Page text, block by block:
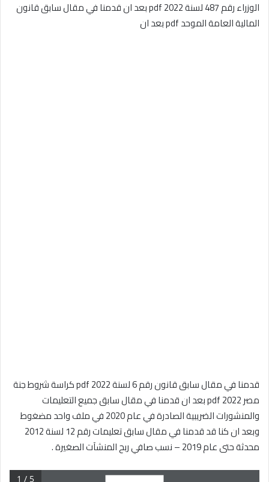
الوزراء رقم 487 لسنة 2022 pdf بعد ان قدمنا في مقال سابق قانون
المالية العامة الموحد pdf بعد ان
قدمنا في مقال سابق قانون رقم 6 لسنة 2022 pdf كراسة شروط جنة
مصر 2022 pdf بعد ان قدمنا في مقال سابق جميع التعليمات
والمنشورات الضريبية الصادرة في عام 2020 في ملف واحد مضغوط
وبعد ان كنا قد قدمنا في مقال سابق تعليمات رقم 12 لسنة 2012
محدثة حتى عام 2019 – نسب صافي ربح المنشآت الصغيرة .
1 / 5